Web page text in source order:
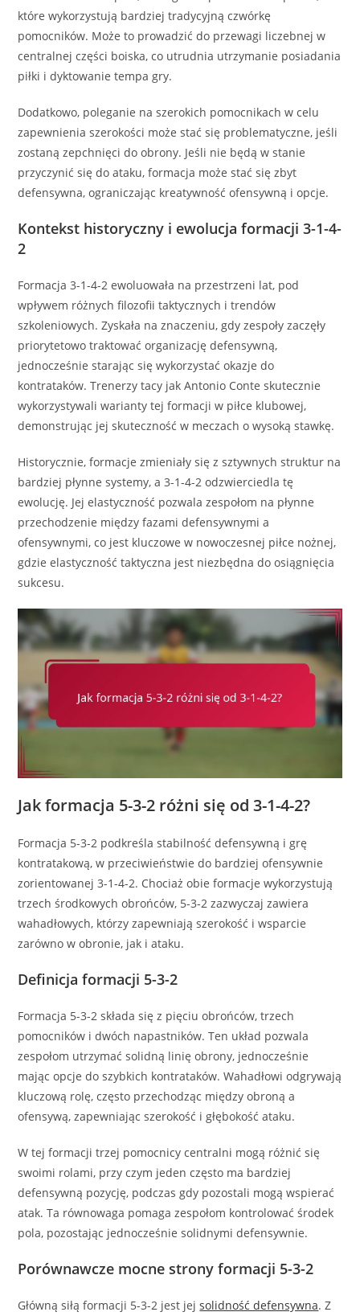
które wykorzystują bardziej tradycyjną czwórkę
pomocników. Może to prowadzić do przewagi liczebnej w
centralnej części boiska, co utrudnia utrzymanie posiadania
piłki i dyktowanie tempa gry.
Dodatkowo, poleganie na szerokich pomocnikach w celu
zapewnienia szerokości może stać się problematyczne, jeśli
zostaną zepchnięci do obrony. Jeśli nie będą w stanie
przyczynić się do ataku, formacja może stać się zbyt
defensywna, ograniczając kreatywność ofensywną i opcje.
Kontekst historyczny i ewolucja formacji 3-1-4-
2
Formacja 3-1-4-2 ewoluowała na przestrzeni lat, pod
wpływem różnych filozofii taktycznych i trendów
szkoleniowych. Zyskała na znaczeniu, gdy zespoły zaczęły
priorytetowo traktować organizację defensywną,
jednocześnie starając się wykorzystać okazje do
kontrataków. Trenerzy tacy jak Antonio Conte skutecznie
wykorzystywali warianty tej formacji w piłce klubowej,
demonstrując jej skuteczność w meczach o wysoką stawkę.
Historycznie, formacje zmieniały się z sztywnych struktur na
bardziej płynne systemy, a 3-1-4-2 odzwierciedla tę
ewolucję. Jej elastyczność pozwala zespołom na płynne
przechodzenie między fazami defensywnymi a
ofensywnymi, co jest kluczowe w nowoczesnej piłce nożnej,
gdzie elastyczność taktyczna jest niezbędna do osiągnięcia
sukcesu.
Jak formacja 5-3-2 różni się od 3-1-4-2?
Formacja 5-3-2 podkreśla stabilność defensywną i grę
kontratakową, w przeciwieństwie do bardziej ofensywnie
zorientowanej 3-1-4-2. Chociaż obie formacje wykorzystują
trzech środkowych obrońców, 5-3-2 zazwyczaj zawiera
wahadłowych, którzy zapewniają szerokość i wsparcie
zarówno w obronie, jak i ataku.
Definicja formacji 5-3-2
Formacja 5-3-2 składa się z pięciu obrońców, trzech
pomocników i dwóch napastników. Ten układ pozwala
zespołom utrzymać solidną linię obrony, jednocześnie
mając opcje do szybkich kontrataków. Wahadłowi odgrywają
kluczową rolę, często przechodząc między obroną a
ofensywą, zapewniając szerokość i głębokość ataku.
W tej formacji trzej pomocnicy centralni mogą różnić się
swoimi rolami, przy czym jeden często ma bardziej
defensywną pozycję, podczas gdy pozostali mogą wspierać
atak. Ta równowaga pomaga zespołom kontrolować środek
pola, pozostając jednocześnie solidnymi defensywnie.
Porównawcze mocne strony formacji 5-3-2
Główną siłą formacji 5-3-2 jest jejsolidność defensywna. Z